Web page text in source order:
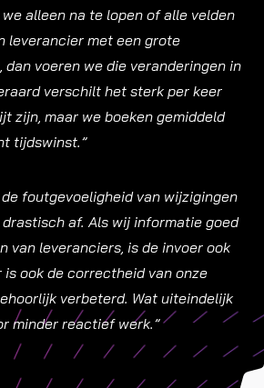
alleen na te lopen of alle velden
leverancier met een grote
voeren we die veranderingen in
verschilt het sterk per keer
zijn, maar we boeken gemiddeld
tijdswinst.”
foutgevoeligheid van wijzigingen
af. Als wij informatie goed
van leveranciers, is de invoer ook
ook de correctheid van onze
verbeterd. Wat uiteindelijk
minder reactief werk.”